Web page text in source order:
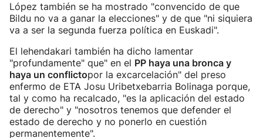
López también se ha mostrado "convencido de que
Bildu no va a ganar la elecciones" y de que "ni siquiera
va a ser la segunda fuerza política en Euskadi".
El lehendakari también ha dicho lamentar
"profundamente" que" en el PP haya una bronca y
haya un conflictopor la excarcelación" del preso
enfermo de ETA Josu Uribetxebarria Bolinaga porque,
tal y como ha recalcado, "es la aplicación del estado
de derecho" y "nosotros tenemos que defender el
estado de derecho y no ponerlo en cuestión
permanentemente".